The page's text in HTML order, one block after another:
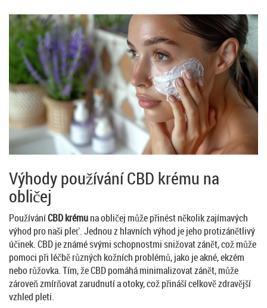
Výhody používání CBD krému na
obličej
PoužíváníCBD krémuna obličej může přinést několik zajímavých
výhod pro naši pleť. Jednou z hlavních výhod je jeho protizánětlivý
účinek. CBD je známé svými schopnostmi snižovat zánět, což může
pomoci při léčbě různých kožních problémů, jako je akné, ekzém
nebo růžovka. Tím, že CBD pomáhá minimalizovat zánět, může
zároveň zmírňovat zarudnutí a otoky, což přináší celkově zdravější
vzhled pleti.